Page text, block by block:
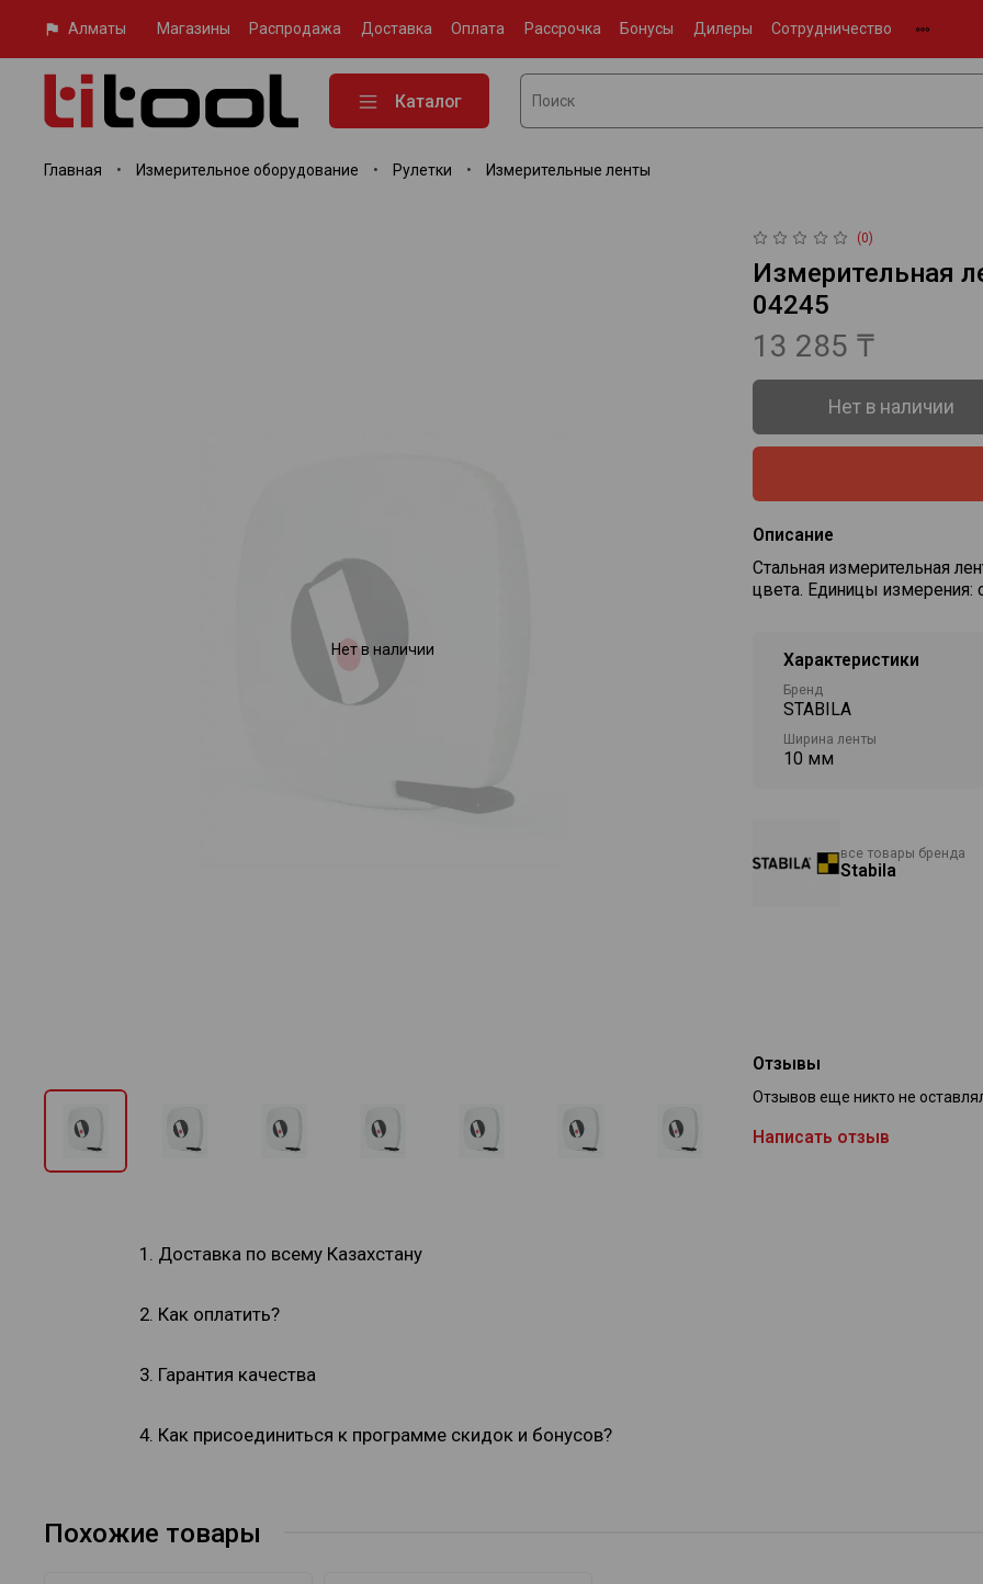
Алматы Магазины Распродажа Доставка Оплата Рассрочка Бонусы Дилеры Сотрудничество
Каталог
Главная Измерительное оборудование Рулетки Измерительные ленты
Нет в наличии
(0)
Измерительная
04245
13 285 ₸
Нет в наличии
Описание
Стальная измерительная
цвета. Единицы измерения:
Характеристики
Бренд
STABILA
Ширина ленты
10 мм
все товары бренда
Stabila
Отзывы
Отзывов еще никто не
Написать отзыв
1. Доставка по всему Казахстану
2. Как оплатить?
3. Гарантия качества
4. Как присоединиться к программе скидок и бонусов?
Похожие товары